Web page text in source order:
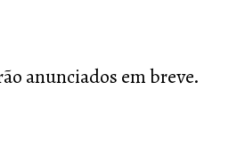
anunciados em breve.